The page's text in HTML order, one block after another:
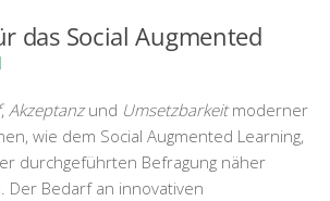
das Social Augmented
, Akzeptanzund Umsetzbarkeitmoderner
wie dem Social Augmented Learning,
durchgeführten Befragung näher
Der Bedarf an innovativen